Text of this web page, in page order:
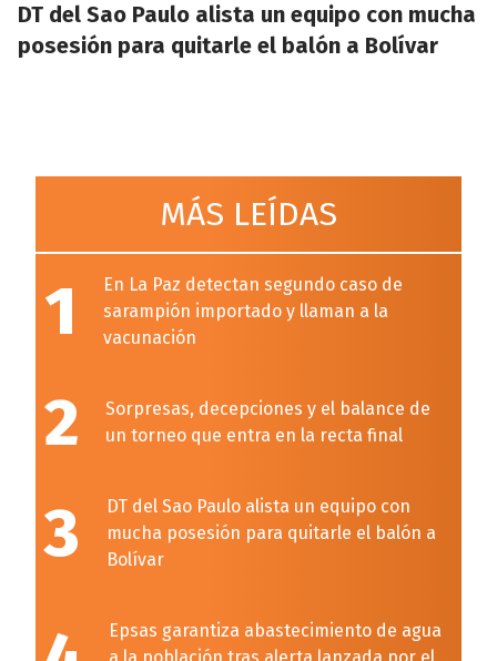
DT del Sao Paulo alista un equipo con mucha
posesión para quitarle el balón a Bolívar
MÁS LEÍDAS
1
En La Paz detectan segundo caso de
sarampión importado y llaman a la
vacunación
2
Sorpresas, decepciones y el balance de
un torneo que entra en la recta final
3
DT del Sao Paulo alista un equipo con
mucha posesión para quitarle el balón a
Bolívar
Epsas garantiza abastecimiento de agua